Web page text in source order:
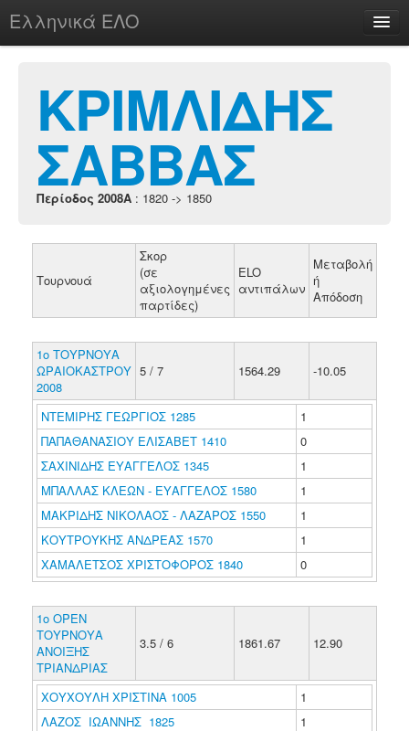
Ελληνικά ΕΛΟ
chesstu.be @ discord
Login
ΚΡΙΜΛΙΔΗΣ
ΣΑΒΒΑΣ
Περίοδος 2008A : 1820 -> 1850
Τουρνουά
Σκορ
(σε
αξιολογημένες
παρτίδες)
ELO
αντιπάλων
Μεταβολή
ή
Απόδοση
1ο ΤΟΥΡΝΟΥΑ
ΩΡΑΙΟΚΑΣΤΡΟΥ
2008
5 / 7 1564.29 -10.05
ΝΤΕΜΙΡΗΣ ΓΕΩΡΓΙΟΣ 1285
1
ΠΑΠΑΘΑΝΑΣΙΟΥ ΕΛΙΣΑΒΕΤ 1410
0
ΣΑΧΙΝΙΔΗΣ ΕΥΑΓΓΕΛΟΣ 1345
1
ΜΠΑΛΛΑΣ ΚΛΕΩΝ - ΕΥΑΓΓΕΛΟΣ 1580
1
ΜΑΚΡΙΔΗΣ ΝΙΚΟΛΑΟΣ - ΛΑΖΑΡΟΣ 1550
1
ΚΟΥΤΡΟΥΚΗΣ ΑΝΔΡΕΑΣ 1570
1
ΧΑΜΑΛΕΤΣΟΣ ΧΡΙΣΤΟΦΟΡΟΣ 1840
0
1ο ΟΡΕΝ
ΤΟΥΡΝΟΥΑ
ΑΝΟΙΞΗΣ
ΤΡΙΑΝΔΡΙΑΣ
3.5 / 6 1861.67 12.90
ΧΟΥΧΟΥΛΗ ΧΡΙΣΤΙΝΑ 1005
1
ΛΑΖΟΣ ΙΩΑΝΝΗΣ 1825
1